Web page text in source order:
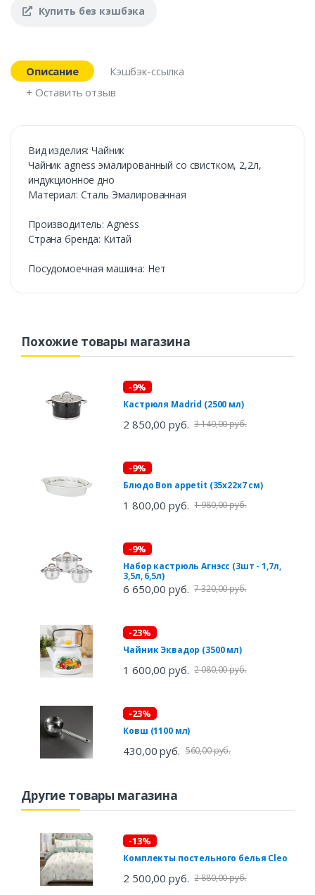
Купить без кэшбэка
Описание
Кэшбэк-ссылка
+ Оставить отзыв
Вид изделия: Чайник
Чайник agness эмалированный со свистком, 2,2л,
индукционное дно
Материал: Сталь Эмалированная
Производитель: Agness
Страна бренда: Китай
Посудомоечная машина: Нет
Похожие товары магазина
-9%
Кастрюля Madrid (2500 мл)
2 850,00 руб. 3 140,00 руб.
-9%
Блюдо Bon appetit (35х22х7 см)
1 800,00 руб. 1 980,00 руб.
-9%
Набор кастрюль Агнэсс (3шт - 1,7л,
3,5л, 6,5л)
6 650,00 руб. 7 320,00 руб.
-23%
Чайник Эквадор (3500 мл)
1 600,00 руб. 2 080,00 руб.
-23%
Ковш (1100 мл)
430,00 руб. 560,00 руб.
Другие товары магазина
-13%
Комплекты постельного белья Cleo
2 500,00 руб. 2 880,00 руб.